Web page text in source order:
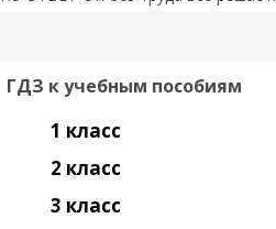
ГДЗ к учебным пособиям
1 класс
2 класс
3 класс